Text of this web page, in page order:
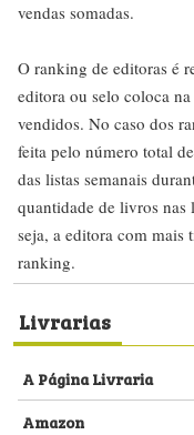
vendas somadas.
O ranking de editoras é
editora ou selo coloca
vendidos. No caso dos
feita pelo número total
das listas semanais
quantidade de livros nas
seja, a editora com mais
ranking.
Livrarias
A Página Livraria
Amazon